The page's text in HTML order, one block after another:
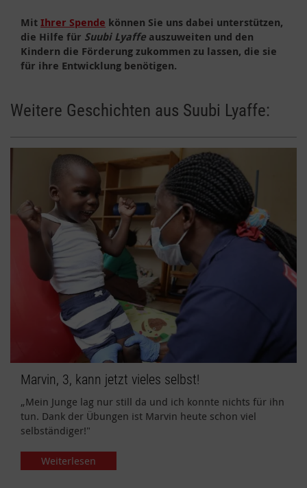
MitIhrer Spende können Sie uns dabei unterstützen,
die Hilfe für Suubi Lyaffe auszuweiten und den
Kindern die Förderung zukommen zu lassen, die sie
für ihre Entwicklung benötigen.
Weitere Geschichten aus Suubi Lyaffe:
Marvin, 3, kann jetzt vieles selbst!
„Mein Junge lag nur still da und ich konnte nichts für ihn
tun. Dank der Übungen ist Marvin heute schon viel
selbständiger!"
Weiterlesen